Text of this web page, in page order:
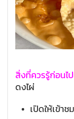
สิ่งที่ควรรู้ก่อนไ
ดงไผ่
เปิดให้เข้า